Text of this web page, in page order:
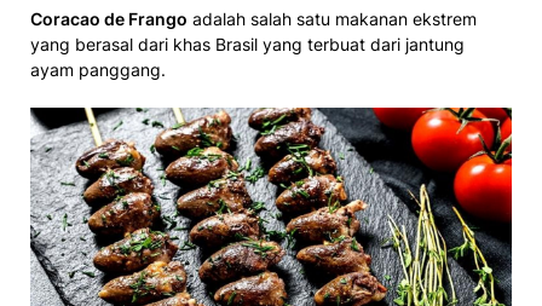
Coracao de Frango adalah salah satu makanan ekstrem
yang berasal dari khas Brasil yang terbuat dari jantung
ayam panggang.